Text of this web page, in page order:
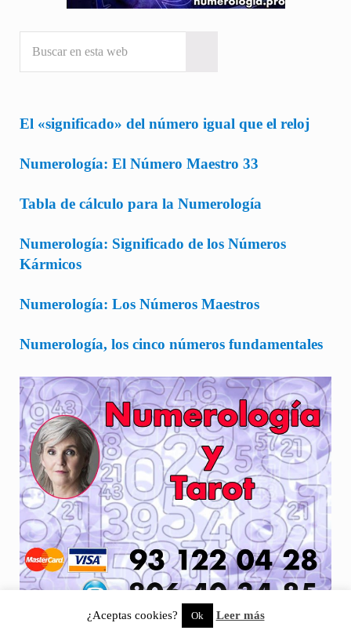
El «significado» del número igual que el reloj
Numerología: El Número Maestro 33
Tabla de cálculo para la Numerología
Numerología: Significado de los Números
Kármicos
Numerología: Los Números Maestros
Numerología, los cinco números fundamentales
¿Aceptas cookies? Ok Leer más